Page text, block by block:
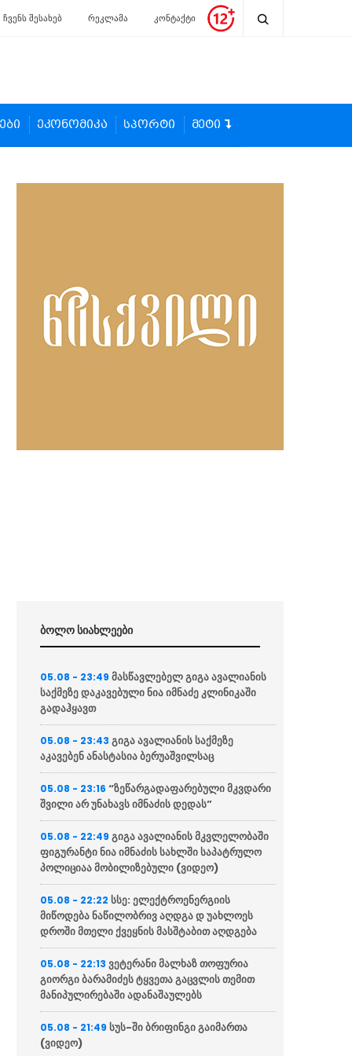
ჩვენს შესახებ რეკლამა კონტაქტი
ეკონომიკა სპორტი მეტი
ბოლო სიახლეები
05.08 - 23:49მასწავლებელ გიგა ავალიანის
საქმეზე დაკავებული ნია იმნაძე კლინიკაში
გადაჰყავთ
05.08 - 23:43გიგა ავალიანის საქმეზე
აკავებენ ანასტასია ბერუაშვილსაც
05.08 - 23:16“ზეწარგადაფარებული მკვდარი
შვილი არ უნახავს იმნაძის დედას”
05.08 - 22:49გიგა ავალიანის მკვლელობაში
ფიგურანტი ნია იმნაძის სახლში საპატრულო
პოლიციაა მობილიზებული (ვიდეო)
05.08 - 22:22სსე: ელექტროენერგიის
მიწოდება ნაწილობრივ აღდგა დ უახლოეს
დროში მთელი ქვეყნის მასშტაბით აღდგება
05.08 - 22:13ვეტერანი მალხაზ თოფურია
გიორგი ბარამიძეს ტყვეთა გაცვლის თემით
მანიპულირებაში ადანაშაულებს
05.08 - 21:49სუს-ში ბრიფინგი გაიმართა
(ვიდეო)